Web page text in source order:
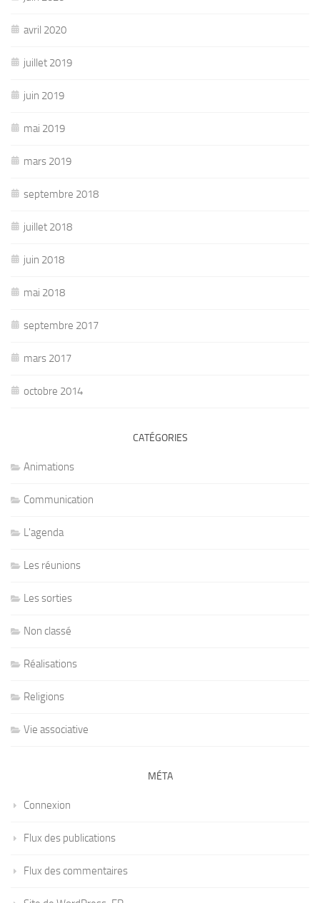
avril 2020
juillet 2019
juin 2019
mai 2019
mars 2019
septembre 2018
juillet 2018
juin 2018
mai 2018
septembre 2017
mars 2017
octobre 2014
CATÉGORIES
Animations
Communication
L'agenda
Les réunions
Les sorties
Non classé
Réalisations
Religions
Vie associative
MÉTA
Connexion
Flux des publications
Flux des commentaires